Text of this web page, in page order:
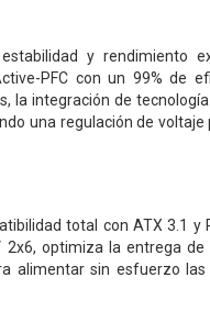
y rendimiento
PFC con un 99% de
integración de
una regulación de
total con ATX 3.1
optimiza la entrega
alimentar sin esfuerzo